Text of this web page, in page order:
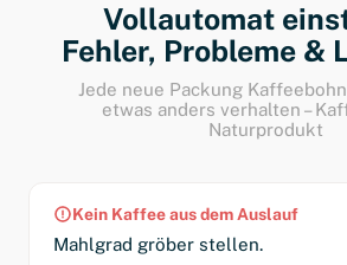
Vollautomat
Fehler, Probleme &
Jede neue Packung
etwas anders verhalten –
Naturprodukt
Kein Kaffee aus dem Auslauf
Mahlgrad gröber stellen.